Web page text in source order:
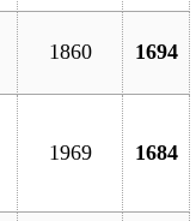
1860 1694
1969 1684